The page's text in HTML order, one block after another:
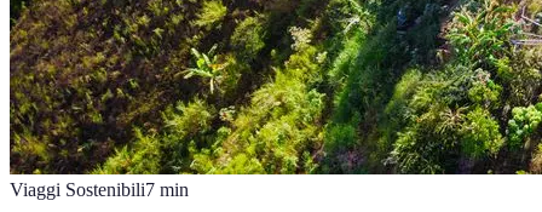
Viaggi Sostenibili7 min